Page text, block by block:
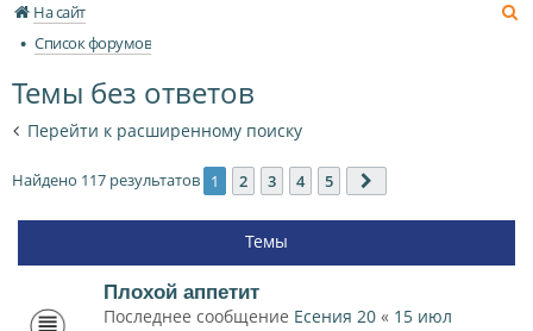
На сайт
Список форумов
Темы без ответов
Перейти к расширенному поиску
Найдено 117 результатов 1 2 3 4 5
Темы
Плохой аппетит
Последнее сообщение Есения 20 « 15 июл